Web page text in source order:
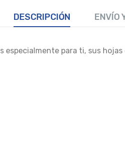
DESCRIPCIÓN ENVÍO
especialmente para ti, sus